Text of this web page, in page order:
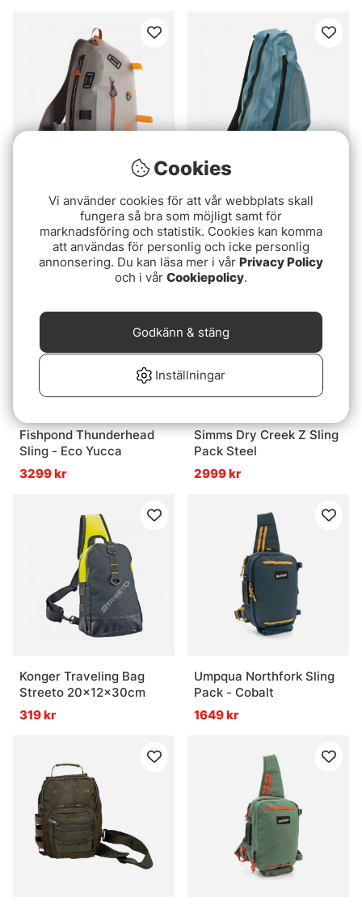
Fishpond Thunderhead
Sling - Eco Shale
3299 kr
Vision Aqua Sling, Petrol
Blue
1299 kr
Fishpond Thunderhead
Sling - Eco Yucca
3299 kr
Simms Dry Creek Z Sling
Pack Steel
2999 kr
Konger Traveling Bag
Streeto 20x12x30cm
319 kr
Umpqua Northfork Sling
Pack - Cobalt
1649 kr
Cookies
Vi använder cookies för att vår webbplats skall
fungera så bra som möjligt samt för
marknadsföring och statistik. Cookies kan komma
att användas för personlig och icke personlig
annonsering. Du kan läsa mer i vår Privacy Policy
och i vår Cookiepolicy.
Inställningar
Godkänn & stäng